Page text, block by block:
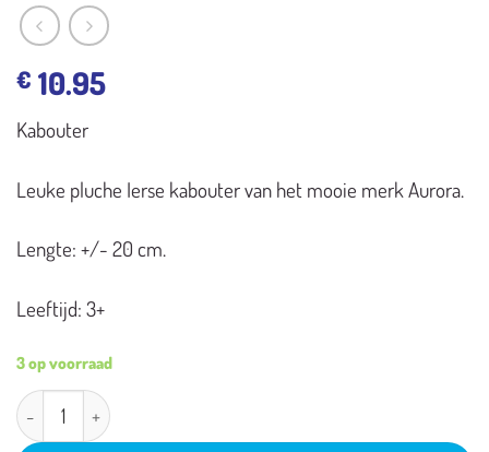
€ 10.95
Kabouter
Leuke pluche Ierse kabouter van het mooie merk Aurora.
Lengte: +/- 20 cm.
Leeftijd: 3+
3 op voorraad
Kabouter aantal